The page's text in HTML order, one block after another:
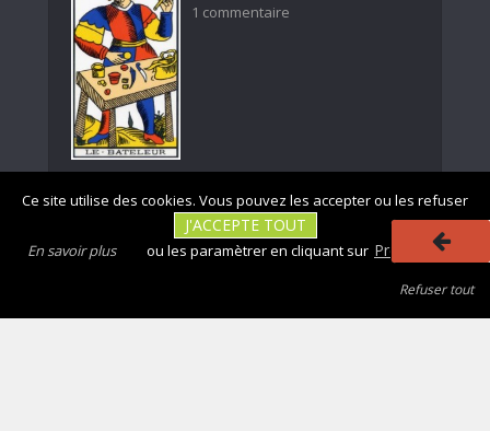
1 commentaire
Rejoignez nous
Ce site utilise des cookies. Vous pouvez les accepter ou les refuser
J'ACCEPTE TOUT
ou les paramètrer en cliquant sur Préférences
En savoir plus
Refuser tout